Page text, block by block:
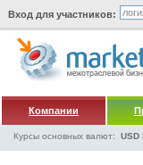
Вход для участников:
Компании
Курсы основных валют: USD